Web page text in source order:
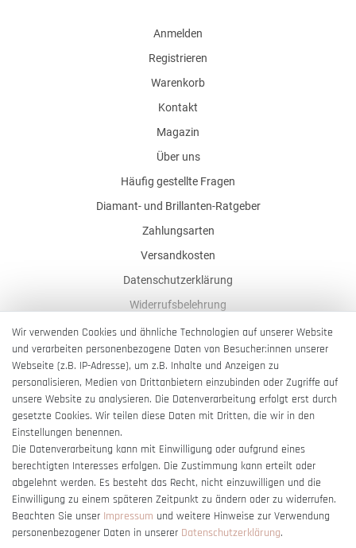
Anmelden
Registrieren
Warenkorb
Kontakt
Magazin
Über uns
Häufig gestellte Fragen
Diamant- und Brillanten-Ratgeber
Zahlungsarten
Versandkosten
Datenschutzerklärung
Widerrufsbelehrung
AGB
Impressum
Barrierefreiheitserklärung
Vertrag widerrufen
Wir verwenden Cookies und ähnliche Technologien auf unserer Website
und verarbeiten personenbezogene Daten von Besucher:innen unserer
Webseite (z.B. IP-Adresse), um z.B. Inhalte und Anzeigen zu
personalisieren, Medien von Drittanbietern einzubinden oder Zugriffe auf
unsere Website zu analysieren. Die Datenverarbeitung erfolgt erst durch
gesetzte Cookies. Wir teilen diese Daten mit Dritten, die wir in den
Einstellungen benennen.
Die Datenverarbeitung kann mit Einwilligung oder aufgrund eines
berechtigten Interesses erfolgen. Die Zustimmung kann erteilt oder
abgelehnt werden. Es besteht das Recht, nicht einzuwilligen und die
Einwilligung zu einem späteren Zeitpunkt zu ändern oder zu widerrufen.
Beachten Sie unser Impressum und weitere Hinweise zur Verwendung
personenbezogener Daten in unserer Daten­schutz­erklärung.